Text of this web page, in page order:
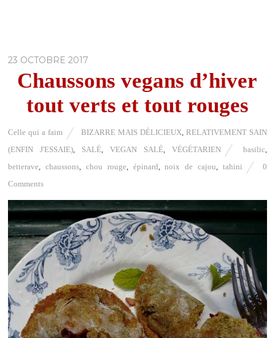
23 OCTOBRE 2017
Chaussons vegans d’hiver
tout verts et tout rouges
Celle qui a faim BIZARRE MAIS DÉLICIEUX RELATIVEMENT SAIN
(ENFIN J'ESSAIE)
SALÉ ,VEGAN SALÉ, VÉGÉTARIEN basilic
betterave ,chaussons ,chou rouge épinard ,noix de cajou tahini
0
Comments